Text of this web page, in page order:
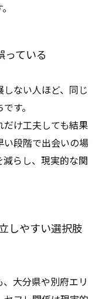
っている
ない人ほど、同じ
す。
だけ工夫しても結果
段階で出会いの場
らし、現実的な関
しやすい選択肢
大分県や別府エリ